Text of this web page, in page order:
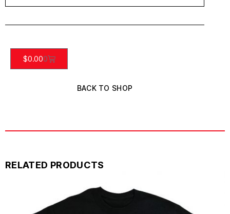
$0.000
BACK TO SHOP
RELATED PRODUCTS